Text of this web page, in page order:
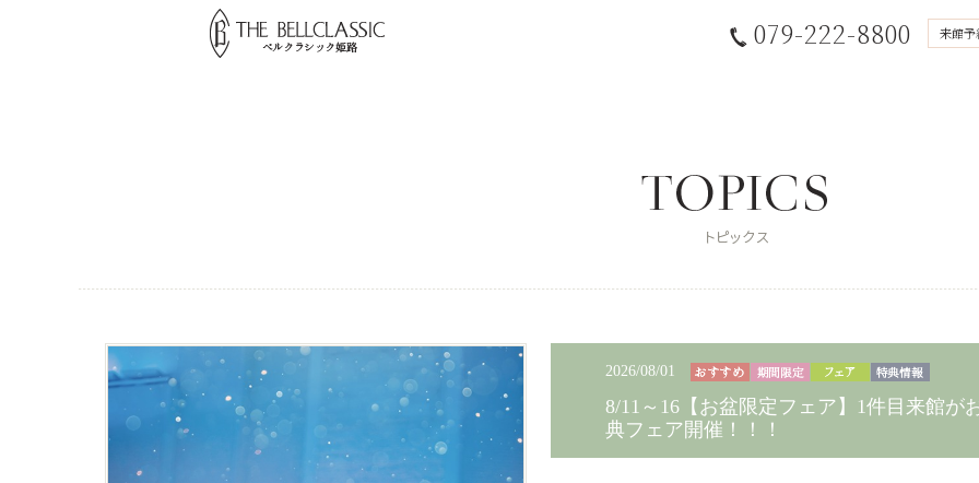
079-222-8800 来館予
2026/08/01
8/11～16【お盆限定フェア】1件目来館が
典フェア開催！！！